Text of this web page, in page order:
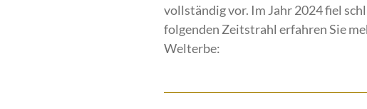
vollständig vor. Im Jahr 2024 fiel
folgenden Zeitstrahl erfahren Sie
Welterbe: